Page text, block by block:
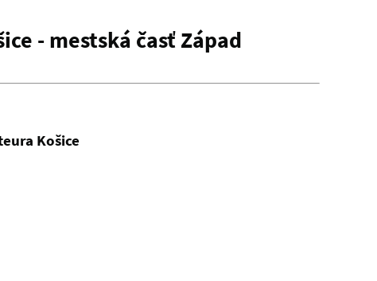
- mestská časť Západ
Košice